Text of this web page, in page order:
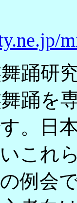
踊研
踊を
。日
これ
例会